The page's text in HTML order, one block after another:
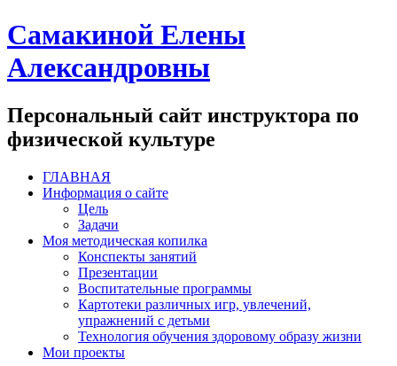
Самакиной Елены
Александровны
Персональный сайт инструктора по
физической культуре
ГЛАВНАЯ
Информация о сайте
Цель
Задачи
Моя методическая копилка
Конспекты занятий
Презентации
Воспитательные программы
Картотеки различных игр, увлечений,
упражнений с детьми
Технология обучения здоровому образу жизни
Мои проекты